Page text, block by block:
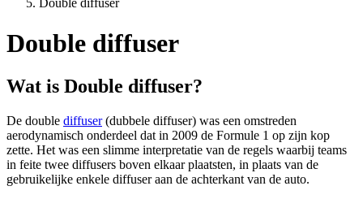
Double diffuser
Double diffuser
Wat is Double diffuser?
De double diffuser(dubbele diffuser) was een omstreden
aerodynamisch onderdeel dat in 2009 de Formule 1 op zijn kop
zette. Het was een slimme interpretatie van de regels waarbij teams
in feite twee diffusers boven elkaar plaatsten, in plaats van de
gebruikelijke enkele diffuser aan de achterkant van de auto.